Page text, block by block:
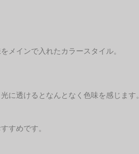
メインで入れたカラースタイル。
に透けるとなんとなく色味を感じます。
すめです。